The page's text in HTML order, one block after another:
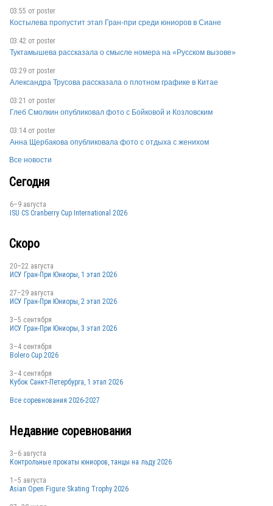
03:55 от poster
Костылева пропустит этап Гран-при среди юниоров в Сиане
03:42 от poster
Туктамышева рассказала о смысле номера на «Русском вызове»
03:29 от poster
Александра Трусова рассказала о плотном графике в Китае
03:21 от poster
Глеб Смолкин опубликовал фото с Бойковой и Козловским
03:14 от poster
Анна Щербакова опубликовала фото с отдыха с женихом
Все новости
Сегодня
6–9 августа
ISU CS Cranberry Cup International 2026
Скоро
20–22 августа
ИСУ Гран-При Юниоры, 1 этап 2026
27–29 августа
ИСУ Гран-При Юниоры, 2 этап 2026
3–5 сентября
ИСУ Гран-При Юниоры, 3 этап 2026
3–4 сентября
Bolero Cup 2026
3–4 сентября
Кубок Санкт-Петербурга, 1 этап 2026
Все соревнования 2026-2027
Недавние соревнования
3–6 августа
Контрольные прокаты юниоров, танцы на льду 2026
1–5 августа
Asian Open Figure Skating Trophy 2026